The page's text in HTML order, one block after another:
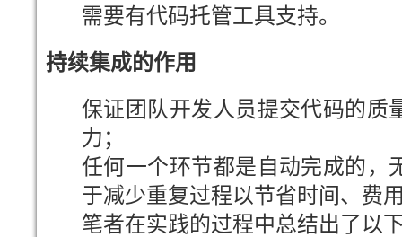
需要有代码托管工具支持。
持续集成的作用
保证团队开发人员提交代码的质
力；
任何一个环节都是自动完成的，
于减少重复过程以节省时间、费
笔者在实践的过程中总结出了以